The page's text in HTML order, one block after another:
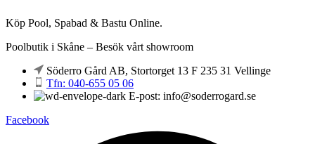
Köp Pool, Spabad & Bastu Online.
Poolbutik i Skåne – Besök vårt showroom
Söderro Gård AB, Stortorget 13 F 235 31 Vellinge
Tfn: 040-655 05 06
E-post: info@soderrogard.se
Facebook